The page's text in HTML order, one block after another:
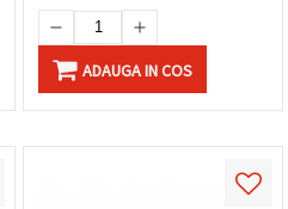
ADAUGA IN COS